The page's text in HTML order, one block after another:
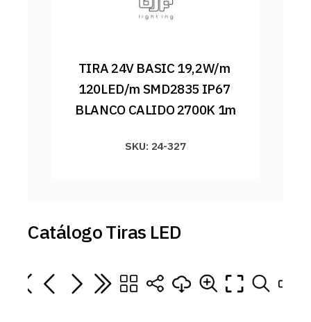
TIRA 24V BASIC 19,2W/m
120LED/m SMD2835 IP67
BLANCO CALIDO 2700K 1m
SKU: 24-327
Catálogo Tiras LED